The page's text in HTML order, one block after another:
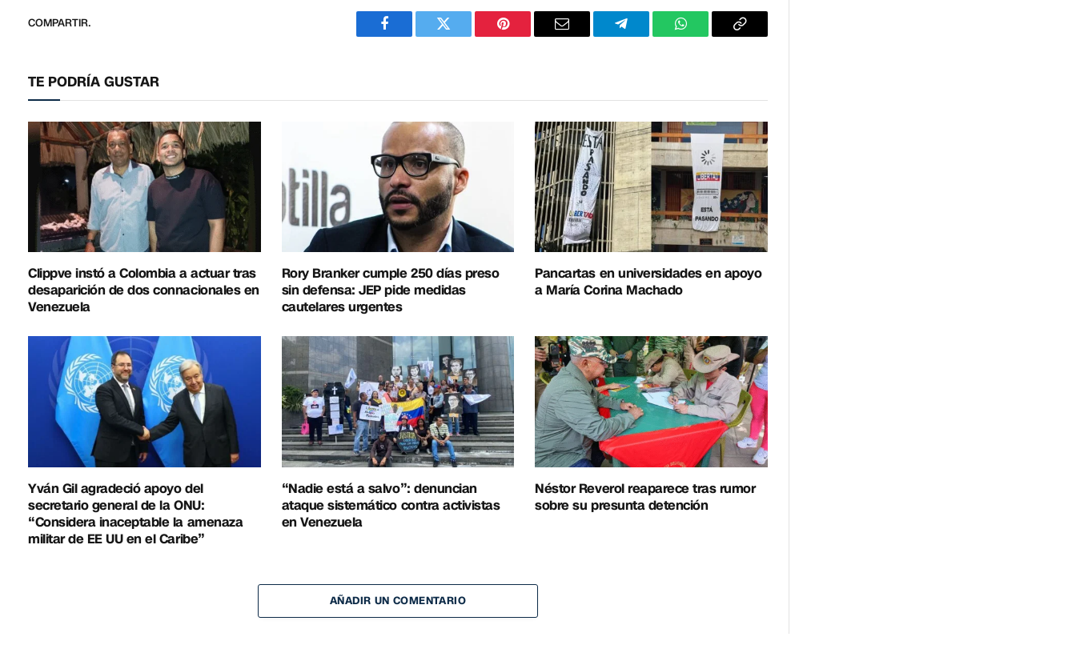
COMPARTIR.
FacebookTwitter PinterestCorreo
TelegramWhatsAppCopiar
TE PODRÍA GUSTAR
Clippve instó a Colombia a actuar tras
desaparición de dos connacionales en
Venezuela
Rory Branker cumple 250 días preso
sin defensa: JEP pide medidas
cautelares urgentes
Pancartas en universidades en apoyo
a María Corina Machado
Yván Gil agradeció apoyo del
secretario general de la ONU:
“Considera inaceptable la amenaza
militar de EE UU en el Caribe”
“Nadie está a salvo”: denuncian
ataque sistemático contra activistas
en Venezuela
Néstor Reverol reaparece tras rumor
sobre su presunta detención
AÑADIR UN COMENTARIO